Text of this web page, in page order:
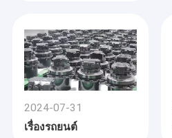
2024-07-31
เรื่องรถยนต์